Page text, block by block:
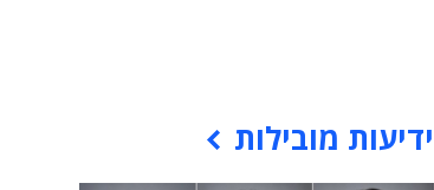
ידיעות מובילות